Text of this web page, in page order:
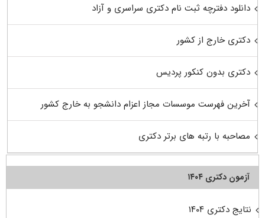
دانلود دفترچه ثبت نام دکتری سراسری و آزاد
دکتری خارج از کشور
دکتری بدون کنکور پردیس
آخرین فهرست موسسات مجاز اعزام دانشجو به خارج کشور
مصاحبه با رتبه های برتر دکتری
آزمون دکتری ۱۴۰۴
نتایج دکتری ۱۴۰۴